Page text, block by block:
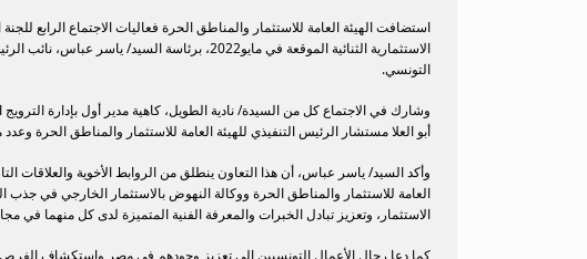
استضافت الهيئة العامة للاستثمار والمناطق الحرة فعاليات الاجتماع الرابع
الاستثمارية الثنائية الموقعة في مايو2022،
التونسي.
وشارك في الاجتماع كل من السيدة/ نادية الطويل، كاهية مدير أول بإدارة
أبو العلا مستشار الرئيس التنفيذي للهيئة العامة للاستثمار والمناطق الحرة
وأكد السيد/ ياسر عباس، أن هذا التعاون ينطلق من الروابط الأخوية والعلاقات
العامة للاستثمار والمناطق الحرة ووكالة النهوض بالاستثمار الخارجي في
الاستثمار، وتعزيز تبادل الخبرات والمعرفة الفنية المتميزة لدى كل منهما في
كما دعا رجال الأعمال التونسيين إلى تعزيز وجودهم في مصر واستكشاف الفرص